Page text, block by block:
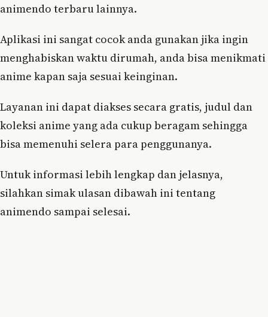
animendo terbaru lainnya.
Aplikasi ini sangat cocok anda gunakan jika ingin
menghabiskan waktu dirumah, anda bisa menikmati
anime kapan saja sesuai keinginan.
Layanan ini dapat diakses secara gratis, judul dan
koleksi anime yang ada cukup beragam sehingga
bisa memenuhi selera para penggunanya.
Untuk informasi lebih lengkap dan jelasnya,
silahkan simak ulasan dibawah ini tentang
animendo sampai selesai.